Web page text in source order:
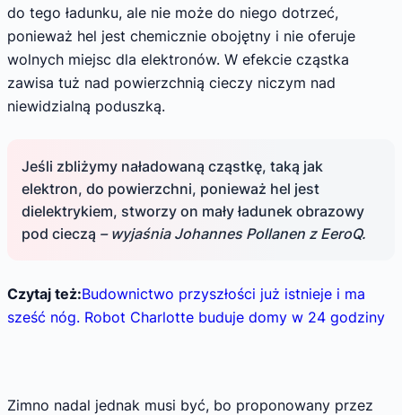
do tego ładunku, ale nie może do niego dotrzeć,
ponieważ hel jest chemicznie obojętny i nie oferuje
wolnych miejsc dla elektronów. W efekcie cząstka
zawisa tuż nad powierzchnią cieczy niczym nad
niewidzialną poduszką.
Jeśli zbliżymy naładowaną cząstkę, taką jak
elektron, do powierzchni, ponieważ hel jest
dielektrykiem, stworzy on mały ładunek obrazowy
pod cieczą – wyjaśnia Johannes Pollanen z EeroQ.
Czytaj też:Budownictwo przyszłości już istnieje i ma
sześć nóg. Robot Charlotte buduje domy w 24 godziny
Zimno nadal jednak musi być, bo proponowany przez